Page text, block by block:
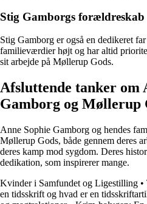
Stig Gamborgs forældreskab
Stig Gamborg er også en dedikeret
familieværdier højt og har altid
sit arbejde på Møllerup Gods.
Afsluttende tanker om
Gamborg og Møllerup
Anne Sophie Gamborg og hendes
Møllerup Gods, både gennem deres
deres kamp mod sygdom. Deres
dedikation, som inspirerer mange.
Kvinder i Samfundet og Ligestilling •
en tidsskrift og hvad er en